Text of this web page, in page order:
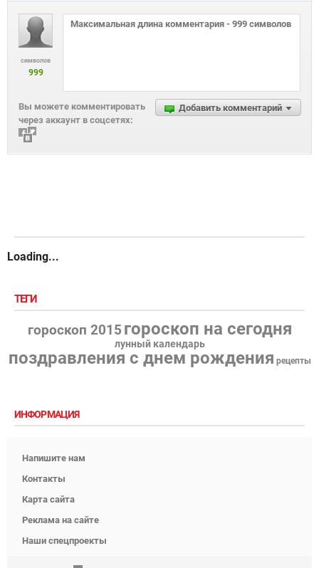
символов
999
Добавить комментарий
Вы можете комментировать
через аккаунт в соцсетях:
Loading...
ТЕГИ
гороскоп 2015 гороскоп на сегодня
лунный календарь
поздравления с днем рождения рецепты
ИНФОРМАЦИЯ
Напишите нам
Контакты
Карта сайта
Реклама на сайте
Наши спецпроекты